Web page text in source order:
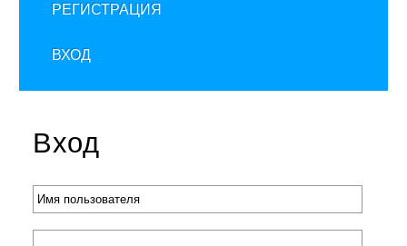
РЕГИСТРАЦИЯ
ВХОД
Вход